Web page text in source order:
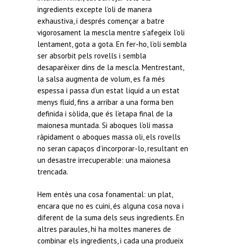
ingredients excepte l’oli de manera
exhaustiva, i després començar a batre
vigorosament la mescla mentre s’afegeix l’oli
lentament, gota a gota. En fer-ho, l’oli sembla
ser absorbit pels rovells i sembla
desaparèixer dins de la mescla. Mentrestant,
la salsa augmenta de volum, es fa més
espessa i passa d’un estat líquid a un estat
menys fluid, fins a arribar a una forma ben
definida i sòlida, que és l’etapa final de la
maionesa muntada. Si aboques l’oli massa
ràpidament o aboques massa oli, els rovells
no seran capaços d’incorporar-lo, resultant en
un desastre irrecuperable: una maionesa
trencada.
Hem entès una cosa fonamental: un plat,
encara que no es cuini, és alguna cosa nova i
diferent de la suma dels seus ingredients. En
altres paraules, hi ha moltes maneres de
combinar els ingredients, i cada una produeix